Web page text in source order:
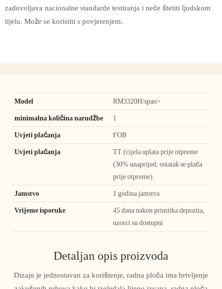
zadovoljava nacionalne standarde testiranja i neće štetiti ljudskom
tijelu. Može se koristiti s povjerenjem.
Model RM3320H/span>
minimalna količina narudžbe 1
Uvjeti plaćanja FOB
Uvjeti plaćanja
TT (cijela uplata prije otpreme
(30% unaprijed, ostatak se plaća
prije otpreme).
Jamstvo 1 godina jamstva
Vrijeme isporuke
45 dana nakon primitka depozita,
uzorci su dostupni
Detaljan opis proizvoda
Dizajn je jednostavan za korištenje, radna ploča ima brtvljenje